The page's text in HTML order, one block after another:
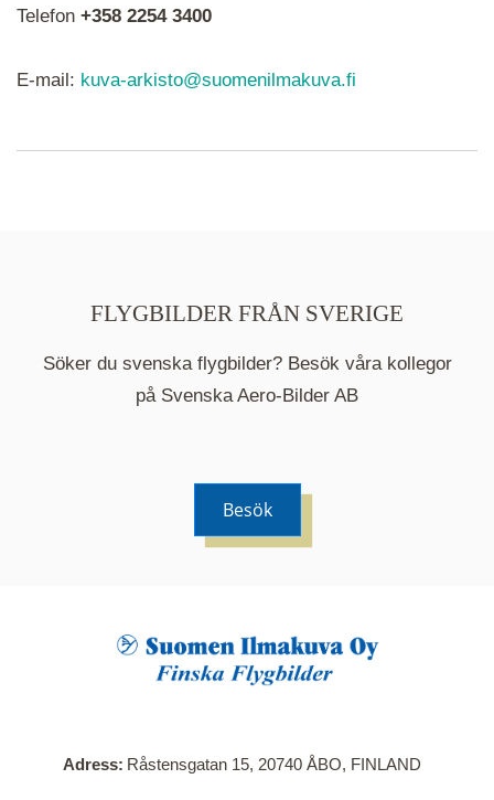
syns som nålar istället.
När du klickar på en serie så öppnas en ny flik.
Här visas en karta över bilder med kända
Telefon +358 2254 3400
E-mail: kuva-arkisto@suomenilmakuva.fi
FLYGBILDER FRÅN SVERIGE
Söker du svenska flygbilder? Besök våra kollegor
på Svenska Aero-Bilder AB
Besök
Adress Råstensgatan 15, 20740 ÅBO, FINLAND